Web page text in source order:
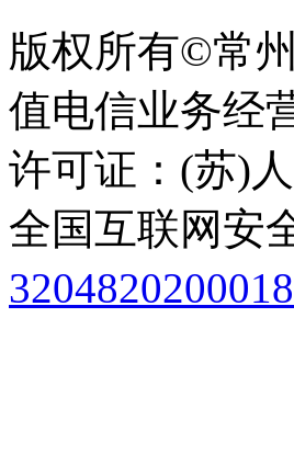
版权所有©常
值电信业务经
许可证：(苏)
全国互联网安